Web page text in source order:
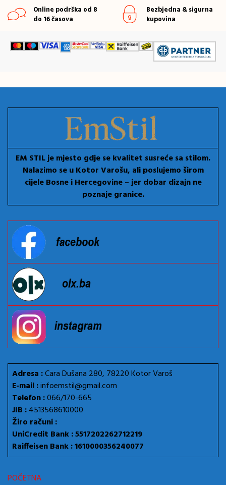
Online podrška od 8
do 16 časova
Bezbjedna & sigurna
kupovina
EM STIL je mjesto gdje se kvalitet susreće sa stilom.
Nalazimo se u Kotor Varošu, ali poslujemo širom
cijele Bosne i Hercegovine – jer dobar dizajn ne
poznaje granice.
Adresa :Cara Dušana 280, 78220 Kotor Varoš
E-mail :infoemstil@gmail.com
Telefon :066/170-665
JIB :4513568610000
Žiro računi :
UniCredit Bank : 5517202262712219
Raiffeisen Bank : 1610000356240077
POČETNA